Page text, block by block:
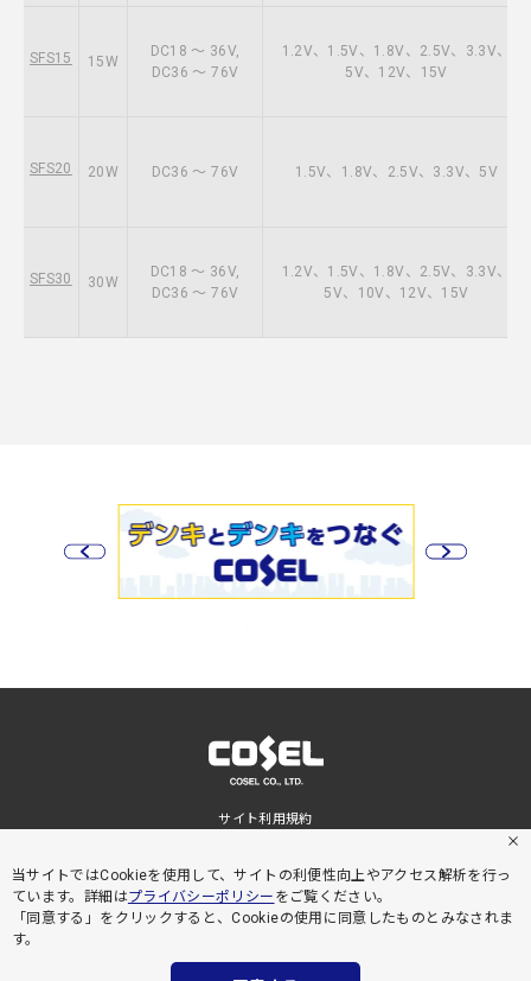
当サイトではCookieを使用して、サイトの利便性向上やアクセス解析を行っ
ています。詳細はプライバシーポリシー をご覧ください。
「同意する」をクリックすると、Cookieの使用に同意したものとみなされま
す。
SFS15 15W
DC18 ～ 36V,
DC36 ～ 76V
1.2V、1.5V、1.8V、2.5V、3.3V、
5V、12V、15V
SFS20 20W DC36 ～ 76V 1.5V、1.8V、2.5V、3.3V、5V
SFS30 30W
DC18 ～ 36V,
DC36 ～ 76V
1.2V、1.5V、1.8V、2.5V、3.3V、
5V、10V、12V、15V
サイト利用規約